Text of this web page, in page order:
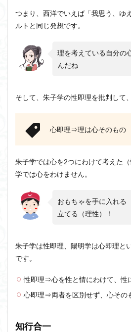
つまり、西洋でいえば「我思う、ゆ
ルトと同じ発想です。
理を考えている自分の
んだね
そして、朱子学の性即理を批判して、
心即理⇒理は心そのもの
朱子学では心を2つにわけて考えた
学では心をわけません。
おもちゃを手に入れる
立てる（理性）！
朱子学は性即理、陽明学は心即理と
です。
性即理⇒心を性と情にわけて、性
心即理⇒両者を区別せず、心その
知行合一